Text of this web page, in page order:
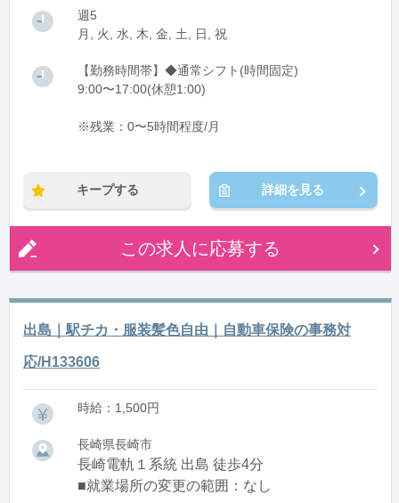
週5
月, 火, 水, 木, 金, 土, 日, 祝
【勤務時間帯】◆通常シフト(時間固定)
9:00〜17:00(休憩1:00)
※残業：0〜5時間程度/月
キープする 詳細を見る
この求人に応募する
出島｜駅チカ・服装髪色自由｜自動車保険の事務対
応/H133606
時給：1,500円
長崎県長崎市
長崎電軌１系統 出島 徒歩4分
■就業場所の変更の範囲：なし